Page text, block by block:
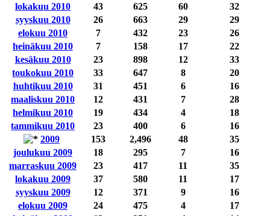
lokakuu 2010
43 625 60
32
syyskuu 2010
26 663 29
29
elokuu 2010
7 432 23
26
heinäkuu 2010
7 158 17
22
kesäkuu 2010
23 898 12
33
toukokuu 2010
33 647 8
20
huhtikuu 2010
31 451 6
16
maaliskuu 2010
12 431 7
28
helmikuu 2010
19 434 4
18
tammikuu 2010
23 400 6
16
2009
153 2,496 48
35
joulukuu 2009
18 295 7
16
marraskuu 2009
23 417 11
35
lokakuu 2009
37 580 11
17
syyskuu 2009
12 371 9
16
elokuu 2009
24 475 4
17